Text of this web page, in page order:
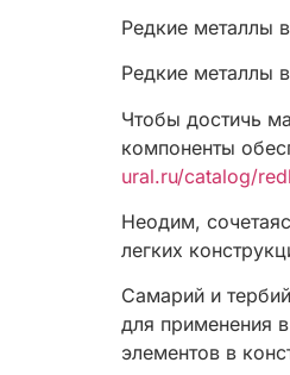
Редкие металлы
Редкие металлы
Чтобы достичь
компоненты
ural.ru/catalog/
Неодим,
легких
Самарий и
для применения
элементов в